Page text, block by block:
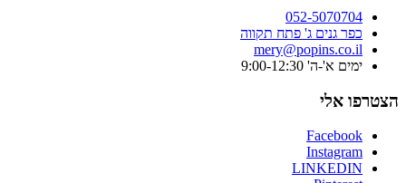
052-5070704
כפר גנים ג' פתח תקווה
mery@popins.co.il
ימים א'-ה' 9:00-12:30
הצטרפו אלי
Facebook
Instagram
LINKEDIN